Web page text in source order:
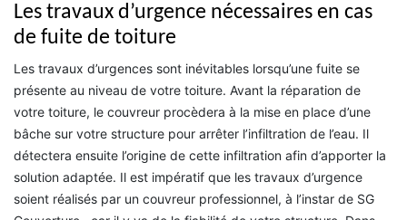
Les travaux d’urgence nécessaires en cas
de fuite de toiture
Les travaux d’urgences sont inévitables lorsqu’une fuite se
présente au niveau de votre toiture. Avant la réparation de
votre toiture, le couvreur procèdera à la mise en place d’une
bâche sur votre structure pour arrêter l’infiltration de l’eau. Il
détectera ensuite l’origine de cette infiltration afin d’apporter la
solution adaptée. Il est impératif que les travaux d’urgence
soient réalisés par un couvreur professionnel, à l’instar de SG